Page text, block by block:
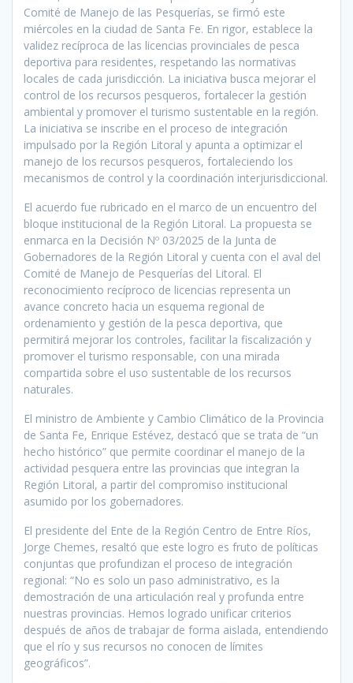
Comité de Manejo de las Pesquerías, se firmó este
miércoles en la ciudad de Santa Fe. En rigor, establece la
validez recíproca de las licencias provinciales de pesca
deportiva para residentes, respetando las normativas
locales de cada jurisdicción. La iniciativa busca mejorar el
control de los recursos pesqueros, fortalecer la gestión
ambiental y promover el turismo sustentable en la región.
La iniciativa se inscribe en el proceso de integración
impulsado por la Región Litoral y apunta a optimizar el
manejo de los recursos pesqueros, fortaleciendo los
mecanismos de control y la coordinación interjurisdiccional.
El acuerdo fue rubricado en el marco de un encuentro del
bloque institucional de la Región Litoral. La propuesta se
enmarca en la Decisión Nº 03/2025 de la Junta de
Gobernadores de la Región Litoral y cuenta con el aval del
Comité de Manejo de Pesquerías del Litoral. El
reconocimiento recíproco de licencias representa un
avance concreto hacia un esquema regional de
ordenamiento y gestión de la pesca deportiva, que
permitirá mejorar los controles, facilitar la fiscalización y
promover el turismo responsable, con una mirada
compartida sobre el uso sustentable de los recursos
naturales.
El ministro de Ambiente y Cambio Climático de la Provincia
de Santa Fe, Enrique Estévez, destacó que se trata de “un
hecho histórico” que permite coordinar el manejo de la
actividad pesquera entre las provincias que integran la
Región Litoral, a partir del compromiso institucional
asumido por los gobernadores.
El presidente del Ente de la Región Centro de Entre Ríos,
Jorge Chemes, resaltó que este logro es fruto de políticas
conjuntas que profundizan el proceso de integración
regional: “No es solo un paso administrativo, es la
demostración de una articulación real y profunda entre
nuestras provincias. Hemos logrado unificar criterios
después de años de trabajar de forma aislada, entendiendo
que el río y sus recursos no conocen de límites
geográficos”.